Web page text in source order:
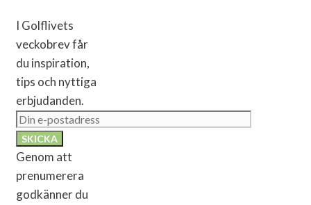
I Golflivets
veckobrev får
du inspiration,
tips och nyttiga
erbjudanden.
Genom att
prenumerera
godkänner du